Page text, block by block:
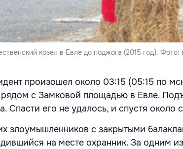
козел в Евле до поджога (2015 год). Фото:
произошел около 03:15 (05:15 по
с Замковой площадью в Евле.
Спасти его не удалось, и спустя
злоумышленников с закрытыми
на месте охранник. За одним